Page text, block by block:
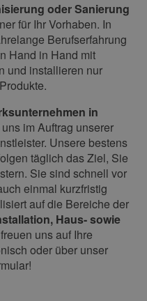
oder Sanierung
für Ihr Vorhaben. In
Berufserfahrung
Hand in Hand mit
und installieren nur
in
im Auftrag unserer
Unsere bestens
täglich das Ziel, Sie
Sie sind schnell vor
einmal kurzfristig
auf die Bereiche der
Haus- sowie
uns auf Ihre
oder über unser